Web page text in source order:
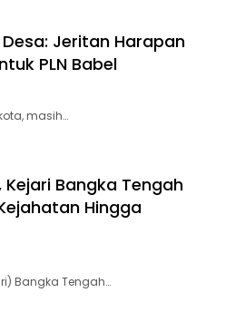
Jeritan Harapan
PLN Babel
masih…
Kejari Bangka Tengah
Hingga
Bangka Tengah…